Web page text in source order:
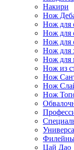
Накири
Нож
Нож для
Нож для
Нож для
Нож для
Нож для
Нож из
Нож
Нож
Нож
Цай Дао